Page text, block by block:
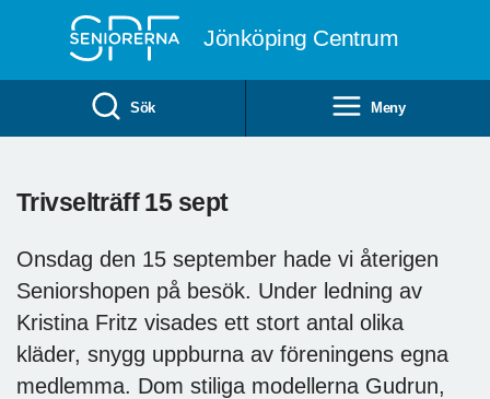
Jönköping Centrum
Sök Meny
Trivselträff 15 sept
Onsdag den 15 september hade vi återigen
Seniorshopen på besök. Under ledning av
Kristina Fritz visades ett stort antal olika
kläder, snygg uppburna av föreningens egna
medlemma. Dom stiliga modellerna Gudrun,